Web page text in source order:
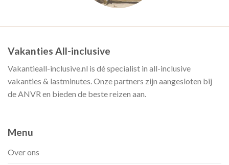
Vakanties All-inclusive
Vakantieall-inclusive.nl is dé specialist in all-inclusive
vakanties & lastminutes. Onze partners zijn aangesloten bij
de ANVR en bieden de beste reizen aan.
Menu
Over ons